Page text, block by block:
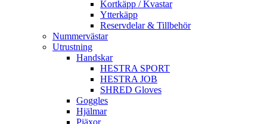
Kortkäpp / Kvastar
Ytterkäpp
Reservdelar & Tillbehör
Nummervästar
Utrustning
Handskar
HESTRA SPORT
HESTRA JOB
SHRED Gloves
Goggles
Hjälmar
Pjäxor